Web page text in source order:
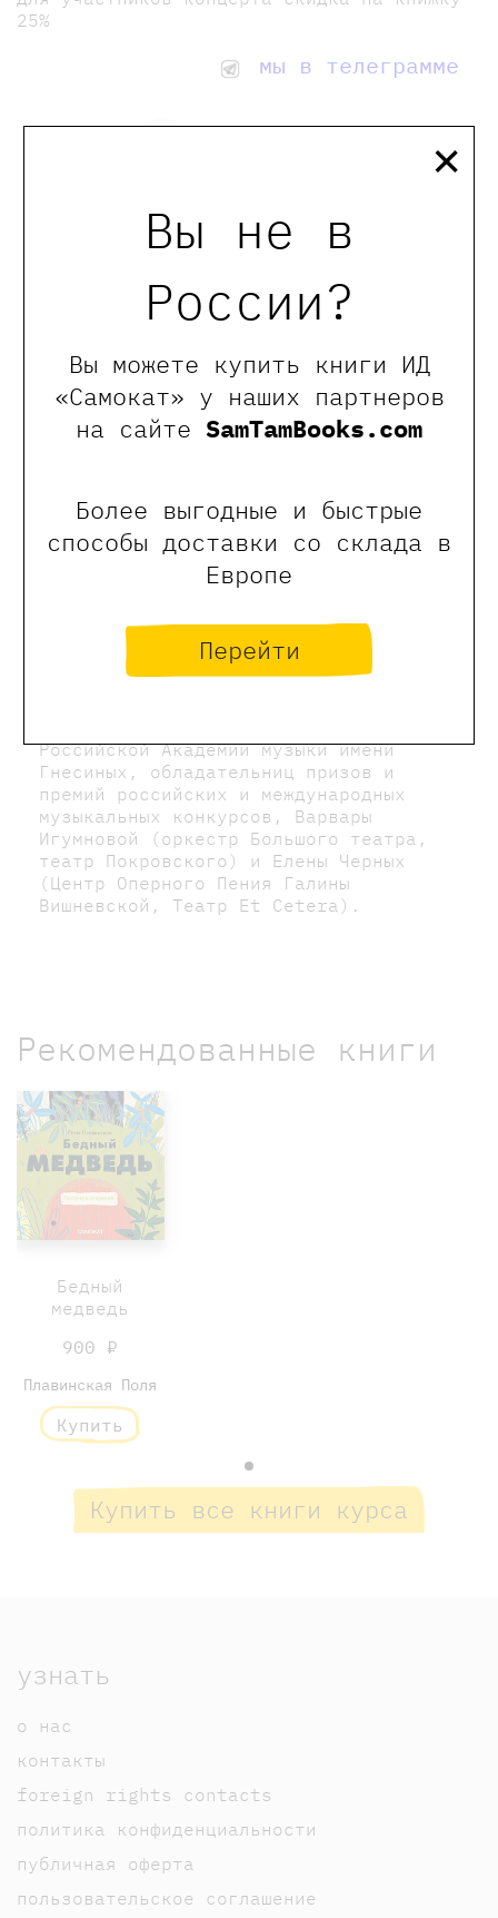
Вы не в
России?
Вы можете купить книги ИД
«Самокат» у наших партнеров
на сайте SamTamBooks.com
Более выгодные и быстрые
способы доставки со склада в
Европе
Перейти
×
25%
мы в телеграмме
Оставить отзыв
Обращаем Ваше внимание, что отзывы могут
оставлять только зарегистрированные пользователи
Варвара Игумнова и Елена
Черных
Российской Академии музыки имени
Гнесиных, обладательниц призов и
премий российских и международных
музыкальных конкурсов, Варвары
Игумновой (оркестр Большого театра,
театр Покровского) и Елены Черных
(Центр Оперного Пения Галины
Вишневской, Театр Et Cetera).
Рекомендованные книги
Бедный
медведь
900 ₽
Плавинская Поля
Купить
Купить все книги курса
узнать
о нас
контакты
foreign rights contacts
политика конфиденциальности
публичная оферта
пользовательское соглашение